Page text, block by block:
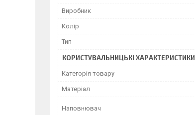
Виробник
Колір
Тип
КОРИСТУВАЛЬНИЦЬКІ ХАРАКТЕРИСТИКИ
Категорія товару
Матеріал
Наповнювач